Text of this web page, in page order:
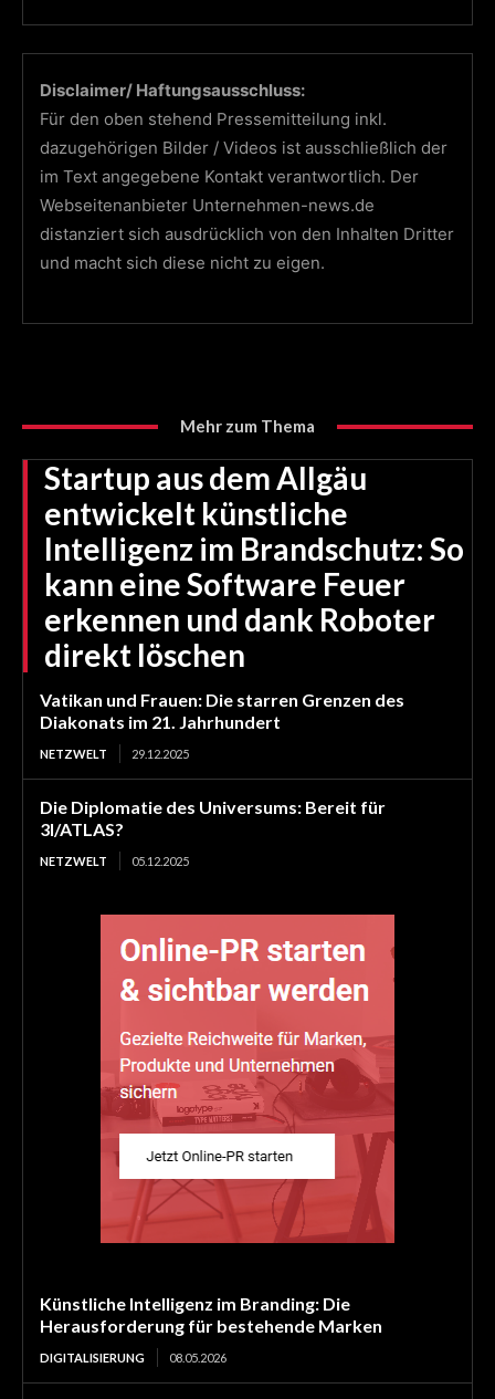
Disclaimer/ Haftungsausschluss:
Für den oben stehend Pressemitteilung inkl.
dazugehörigen Bilder / Videos ist ausschließlich der
im Text angegebene Kontakt verantwortlich. Der
Webseitenanbieter Unternehmen-news.de
distanziert sich ausdrücklich von den Inhalten Dritter
und macht sich diese nicht zu eigen.
Mehr zum Thema
Startup aus dem Allgäu
entwickelt künstliche
Intelligenz im Brandschutz: So
kann eine Software Feuer
erkennen und dank Roboter
direkt löschen
Vatikan und Frauen: Die starren Grenzen des
Diakonats im 21. Jahrhundert
NETZWELT 29.12.2025
Die Diplomatie des Universums: Bereit für
3I/ATLAS?
NETZWELT 05.12.2025
Künstliche Intelligenz im Branding: Die
Herausforderung für bestehende Marken
DIGITALISIERUNG 08.05.2026